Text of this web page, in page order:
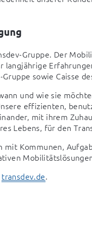
Gruppe. Der
sowie Caisse
und wie sie
effizienten,
mit ihrem
Lebens, für den
Kommunen,
transdev.de.